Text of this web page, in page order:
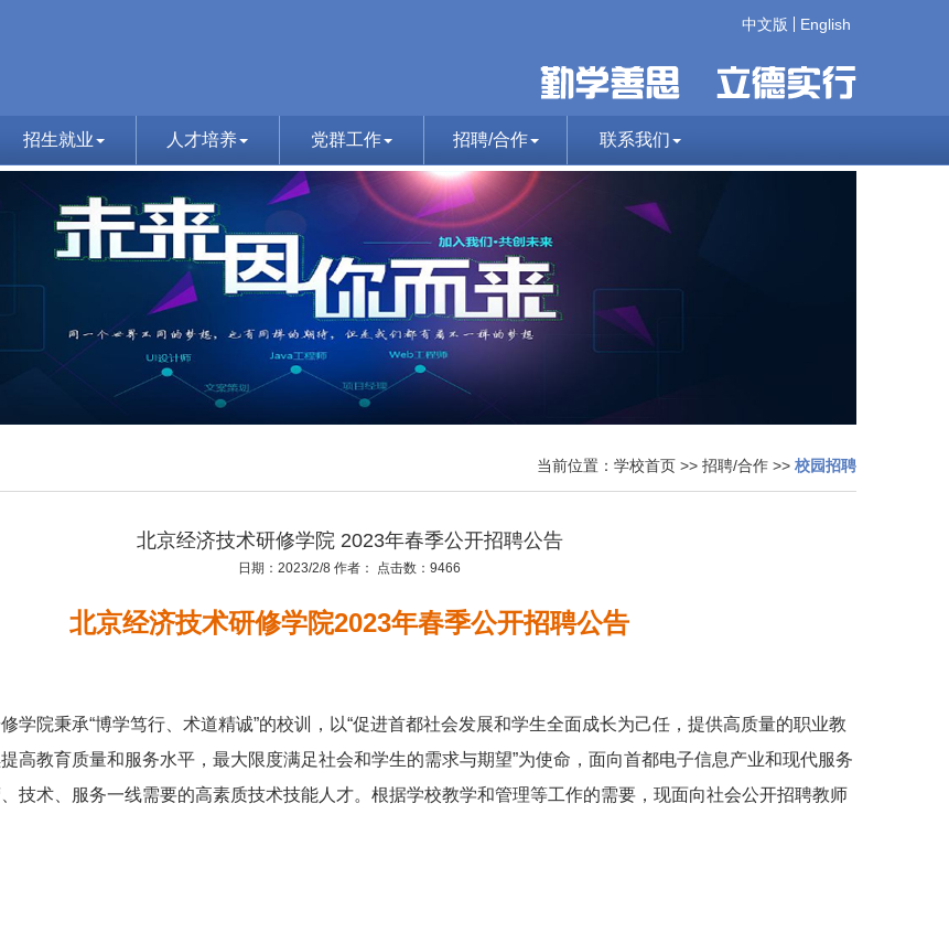
中文版 English
招生就业 人才培养 党群工作 招聘/合作 联系我们
当前位置： 学校首页 >> 招聘/合作 >> 校园招聘
北京经济技术研修学院 2023年春季公开招聘公告
日期：2023/2/8 作者： 点击数：9466
北京经济技术研修学院2023年春季公开招聘公告
院秉承“博学笃行、术道精诚”的校训，以“促进首都社会发展和学生全面成长为己任，提供高质量的职业教
高教育质量和服务水平，最大限度满足社会和学生的需求与期望”为使命，面向首都电子信息产业和现代服务
技术、服务一线需要的高素质技术技能人才。根据学校教学和管理等工作的需要，现面向社会公开招聘教师